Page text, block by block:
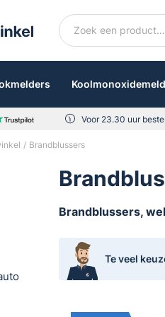
Voor 23.30 uur
Brandblussers
Brandblussers,
gassen dat
geschikt voor
Te veel